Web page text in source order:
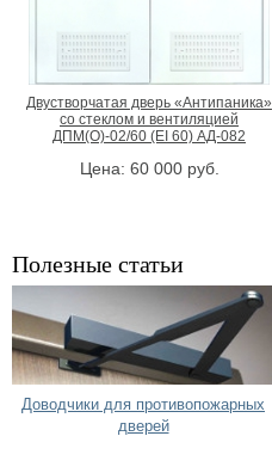
Двустворчатая дверь «Антипаника»
со стеклом и вентиляцией
ДПМ(О)-02/60 (EI 60) АД-082
Цена: 60 000руб.
Полезные статьи
Доводчики для противопожарных
дверей